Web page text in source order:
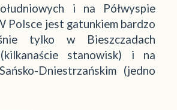
i na Półwyspie
Polsce jest gatunkiem bardzo
tylko w Bieszczadach
stanowisk) i na
Dniestrzańskim (jedno